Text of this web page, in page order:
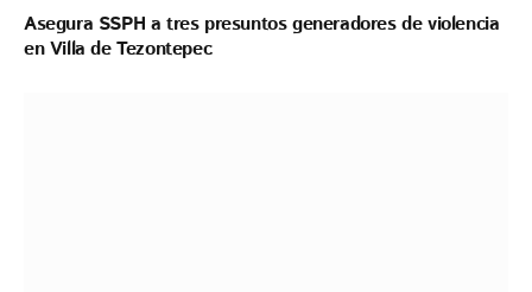
Asegura SSPH a tres presuntos generadores de violencia
en Villa de Tezontepec